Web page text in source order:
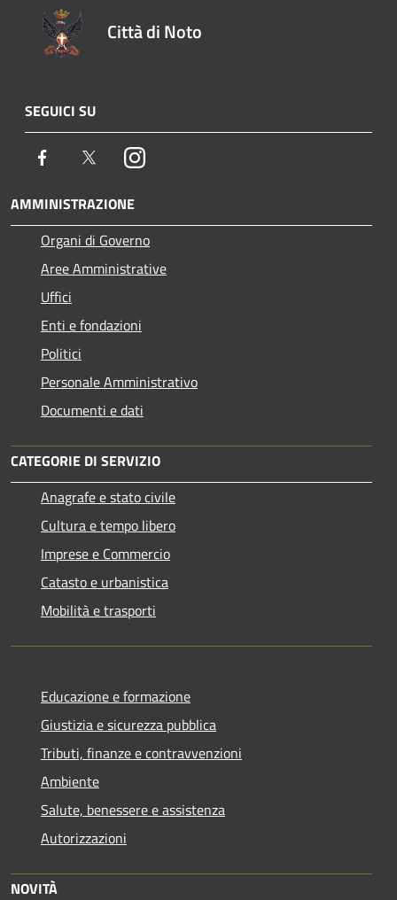
Città di Noto
SEGUICI SU
Facebook TwitterInstagram
AMMINISTRAZIONE
Organi di Governo
Aree Amministrative
Uffici
Enti e fondazioni
Politici
Personale Amministrativo
Documenti e dati
CATEGORIE DI SERVIZIO
Anagrafe e stato civile
Cultura e tempo libero
Imprese e Commercio
Catasto e urbanistica
Mobilità e trasporti
Educazione e formazione
Giustizia e sicurezza pubblica
Tributi, finanze e contravvenzioni
Ambiente
Salute, benessere e assistenza
Autorizzazioni
NOVITÀ